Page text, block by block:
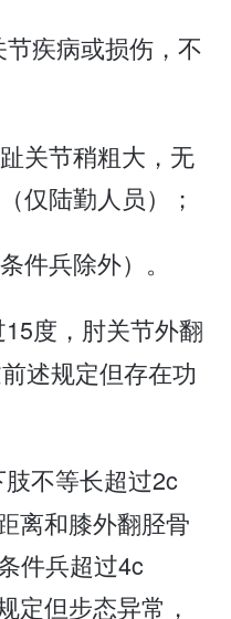
节疾病或损伤，不
关节稍粗大，无
仅陆勤人员）；
件兵除外）。
度，肘关节外翻
述规定但存在功
不等长超过2c
离和膝外翻胫骨
件兵超过4c
定但步态异常，